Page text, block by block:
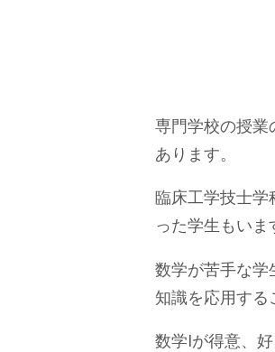
専門学校の授業
あります。
臨床工学技士
った学生もいま
数学が苦手な学
知識を応用する
数学Ⅰが得意、